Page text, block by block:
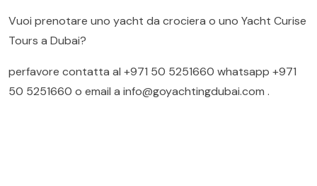
Vuoi prenotare uno yacht da crociera o uno Yacht Curise
Tours a Dubai?
perfavore contatta al +971 50 5251660 whatsapp +971
50 5251660 o email a info@goyachtingdubai.com .